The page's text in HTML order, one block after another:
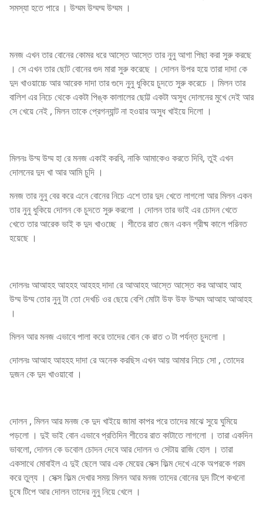
সমস্যা হতে পারে । উম্মম উম্মম্ম উম্মম ।
মনজ এখন তার বোনের কোমর ধরে আস্তে আস্তে তার নুনু আগা পিছা করা সুরু করছে
। সে এখন তার ছোট বোনের গুদ মারা সুরু করেছে । দোলন উপর হয়ে তারা দাদা কে
দুদ খাওয়াচ্চে আর আরেক দাদা তার গুদে নুনু ধুকিয়ে চুদতে সুরু করেচে । মিলন তার
বালিশ এর নিচে থেকে একটা পিঙ্ক কালালের ছোট্ট একটা অসুধ দোলনের মুখে দেই আর
সে খেয়ে নেই , মিলন তাকে প্রেগন্যান্ট না হওয়ার অসুধ খাইয়ে দিলো ।
মিলনঃ উম্ম উম্ম হা রে মনজ একাই করবি, নাকি আমাকেও করতে দিবি, তুই এখন
দোলনের দুদ খা আর আমি চুদি ।
মনজ তার নুনু বের করে এনে বোনের নিচে এশে তার দুদ খেতে লাগলো আর মিলন একন
তার নুনু ধুকিয়ে দোলন কে চুদতে সুরু করলো । দোলন তার ভাই এর চোদন খেতে
খেতে তার আরেক ভাই ক দুদ খাওচ্ছে । শীতের রাত জেন একন গ্রীষ্ম কালে পরিনত
হয়েছে ।
দোলনঃ আআহহ আহহহ আহহহ দাদা রে আআহহ আস্তে আস্তে কর আআহ আহ
উম্ম উম্ম তোর নুনু টা তো দেখচি ওর ছেয়ে বেশি মোটা উফ উফ উম্মম আআহ আআহহ
।
মিলন আর মনজ এভাবে পালা করে তাদের বোন কে রাত ৩ টা পর্যন্ত চুদলো ।
দোলনঃ আআহ আহহহ দাদা রে অনেক করছিস এখন আয় আমার নিচে সো , তোদের
দুজন কে দুদ খাওয়াবো ।
দোলন , মিলন আর মনজ কে দুদ খাইয়ে জামা কাপর পরে তাদের মাঝে সুয়ে ঘুমিয়ে
পড়লো । দুই ভাই বোন এভাবে প্রতিদিন শীতের রাত কাটাতে লাগলো । তারা একদিন
ভাবলো, দোলন কে ডবোল চোদন দেবে আর দোলন ও সেটায় রাজি হোল । তারা
একসাথে মোবাইল এ দুই ছেলে আর এক মেয়ের সেক্স ফিল্ম দেখে একে অপরকে গরম
করে তুল্য । সেক্স ফিল্ম দেখার সময় মিলন আর মনজ তাদের বোনের দুদ টিপে কখনো
চুষে টিপে আর দোলন তাদের নুনু নিয়ে খেলে ।